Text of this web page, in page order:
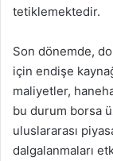
tetiklemektedir.
Son dönemde,
için endişe
maliyetler,
bu durum borsa
uluslararası
dalgalanmaları